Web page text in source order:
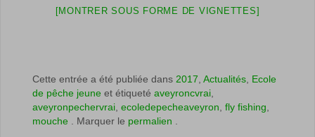
[MONTRER SOUS FORME DE VIGNETTES]
Cette entrée a été publiée dans 2017 Actualités Ecole
de pêche jeune et étiqueté aveyroncvrai
aveyronpechervrai ecoledepecheaveyron fly fishing
mouche . Marquer le permalien